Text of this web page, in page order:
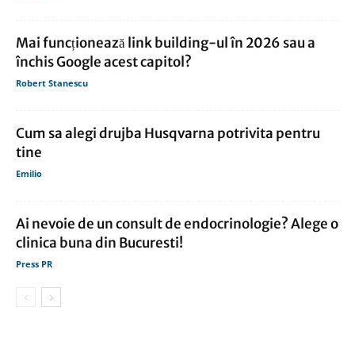
Mai funcționează link building-ul în 2026 sau a
închis Google acest capitol?
Robert Stanescu
Cum sa alegi drujba Husqvarna potrivita pentru
tine
Emilio
Ai nevoie de un consult de endocrinologie? Alege o
clinica buna din Bucuresti!
Press PR